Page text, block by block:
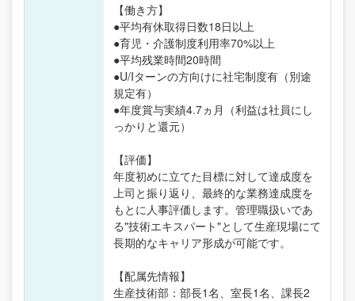
【働き方】
●平均有休取得日数18日以上
●育児・介護制度利用率70%以上
●平均残業時間20時間
●U/Iターンの方向けに社宅制度有（別途
規定有）
●年度賞与実績4.7ヵ月（利益は社員にし
っかりと還元）
【評価】
年度初めに立てた目標に対して達成度を
上司と振り返り、最終的な業務達成度を
もとに人事評価します。管理職扱いであ
る"技術エキスパート"として生産現場にて
長期的なキャリア形成が可能です。
【配属先情報】
生産技術部：部長1名、室長1名、課長2